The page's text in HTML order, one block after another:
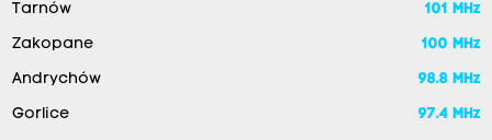
Tarnów 101 MHz
Zakopane 100 MHz
Andrychów 98.8 MHz
Gorlice 97.4 MHz